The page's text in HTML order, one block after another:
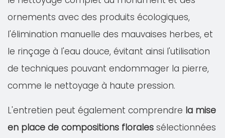
ornements avec des produits écologiques,
l'élimination manuelle des mauvaises herbes, et
le rinçage à l'eau douce, évitant ainsi l'utilisation
de techniques pouvant endommager la pierre,
comme le nettoyage à haute pression.
L'entretien peut également comprendre la mise
en place de compositions florales sélectionnées